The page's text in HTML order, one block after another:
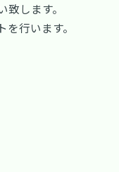
します。
行います。